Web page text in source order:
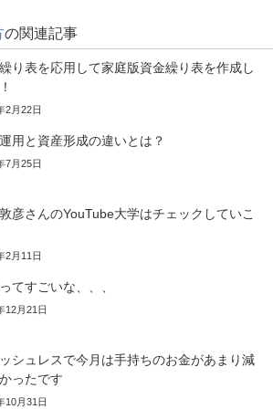
の関連記事
り表を応用して家庭版資金繰り表を作成し
2月22日
用と資産形成の違いとは？
7月25日
彦さんのYouTube大学はチェックしていこ
2月11日
てすごいな、、、
12月21日
シュレスで今月は手持ちのお金があまり減
ったです
10月31日